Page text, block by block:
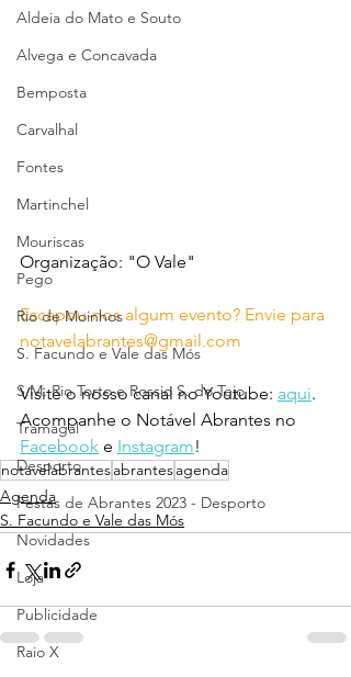
Aldeia do Mato e Souto
Alvega e Concavada
Bemposta
Carvalhal
Fontes
Martinchel
Mouriscas
Pego
Rio de Moinhos
S. Facundo e Vale das Mós
S.M. Rio Torto e Rossio S. do Tejo
Tramagal
Desporto
Festas de Abrantes 2023 - Desporto
Novidades
Loja
Publicidade
Raio X
Organização: "O Vale"
Escapou-nos algum evento? Envie para
notavelabrantes@gmail.com
Visite o nosso canal no Youtube: aqui.
Acompanhe o Notável Abrantes no
Facebook e Instagram!
notavelabrantesabrantesagenda
Agenda
S. Facundo e Vale das Mós